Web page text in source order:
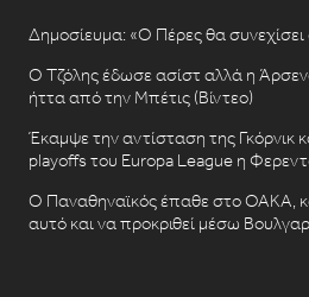
Δημοσίευμα: «Ο Πέρες θα
Ο Τζόλης έδωσε ασίστ αλλά η
ήττα από την Μπέτις (Βίντεο)
Έκαμψε την αντίσταση της Γκόρνικ
playoffs του Europa League η
Ο Παναθηναϊκός έπαθε στο ΟΑΚΑ,
αυτό και να προκριθεί μέσω